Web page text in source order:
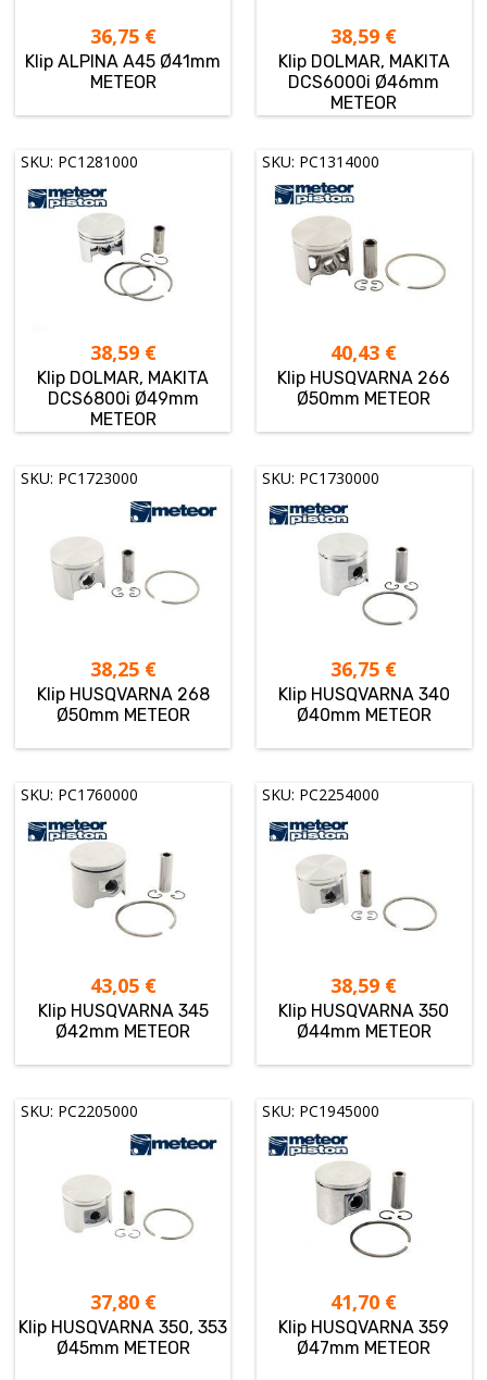
36,75 €
Klip ALPINA A45 Ø41mm
METEOR
38,59 €
Klip DOLMAR, MAKITA
DCS6000i Ø46mm
METEOR
SKU: PC1281000
38,59 €
Klip DOLMAR, MAKITA
DCS6800i Ø49mm
METEOR
SKU: PC1314000
40,43 €
Klip HUSQVARNA 266
Ø50mm METEOR
SKU: PC1723000
38,25 €
Klip HUSQVARNA 268
Ø50mm METEOR
SKU: PC1730000
36,75 €
Klip HUSQVARNA 340
Ø40mm METEOR
SKU: PC1760000
43,05 €
Klip HUSQVARNA 345
Ø42mm METEOR
SKU: PC2254000
38,59 €
Klip HUSQVARNA 350
Ø44mm METEOR
SKU: PC2205000
37,80 €
Klip HUSQVARNA 350, 353
Ø45mm METEOR
SKU: PC1945000
41,70 €
Klip HUSQVARNA 359
Ø47mm METEOR